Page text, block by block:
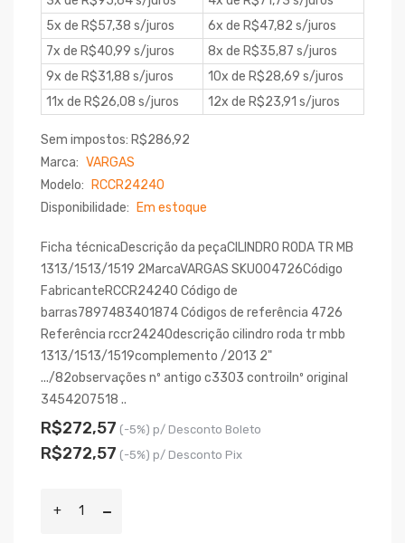
5x de R$57,38 s/juros
6x de R$47,82 s/juros
7x de R$40,99 s/juros
8x de R$35,87 s/juros
9x de R$31,88 s/juros
10x de R$28,69 s/juros
11x de R$26,08 s/juros
12x de R$23,91 s/juros
Sem impostos: R$286,92
Marca: VARGAS
Modelo:
RCCR24240
Disponibilidade:
Em estoque
Ficha técnicaDescrição da peçaCILINDRO RODA TR MB
1313/1513/1519 2MarcaVARGAS SKU004726Código
FabricanteRCCR24240 Código de
barras7897483401874 Códigos de referência 4726
Referência rccr24240descrição cilindro roda tr mbb
1313/1513/1519complemento /2013 2"
.../82observações nº antigo c3303 controilnº original
3454207518 ..
R$272,57 (-5%) p/ Desconto Boleto
R$272,57 (-5%) p/ Desconto Pix